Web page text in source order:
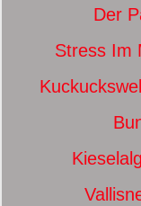
Der
Stress Im